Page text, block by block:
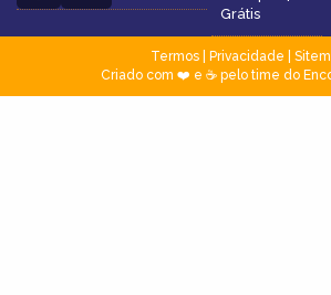
Grátis
Termos| Privacidade
Criado com ❤️ e ☕ pelo time do